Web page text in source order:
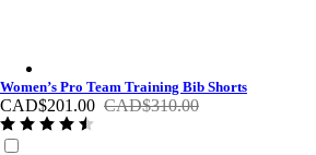
Women’s Pro Team Training Bib Shorts
CAD$201.00 CAD$310.00